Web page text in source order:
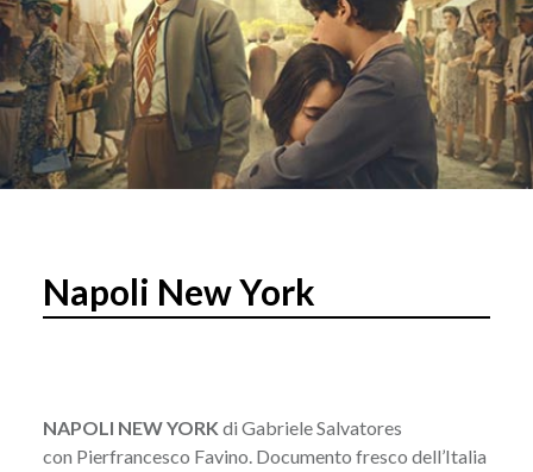
Napoli New York
NAPOLI NEW YORK di Gabriele Salvatores
con Pierfrancesco Favino. Documento fresco dell’Italia